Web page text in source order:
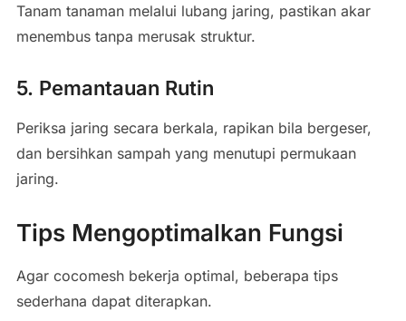
Tanam tanaman melalui lubang jaring, pastikan akar
menembus tanpa merusak struktur.
5. Pemantauan Rutin
Periksa jaring secara berkala, rapikan bila bergeser,
dan bersihkan sampah yang menutupi permukaan
jaring.
Tips Mengoptimalkan Fungsi
Agar cocomesh bekerja optimal, beberapa tips
sederhana dapat diterapkan.